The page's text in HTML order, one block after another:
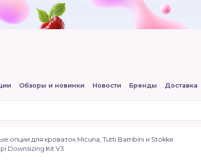
Обзоры и новинки Новости Бренды Доставка
опции для кроваток Micuna, Tutti Bambini и Stokke
Downsizing Kit V3